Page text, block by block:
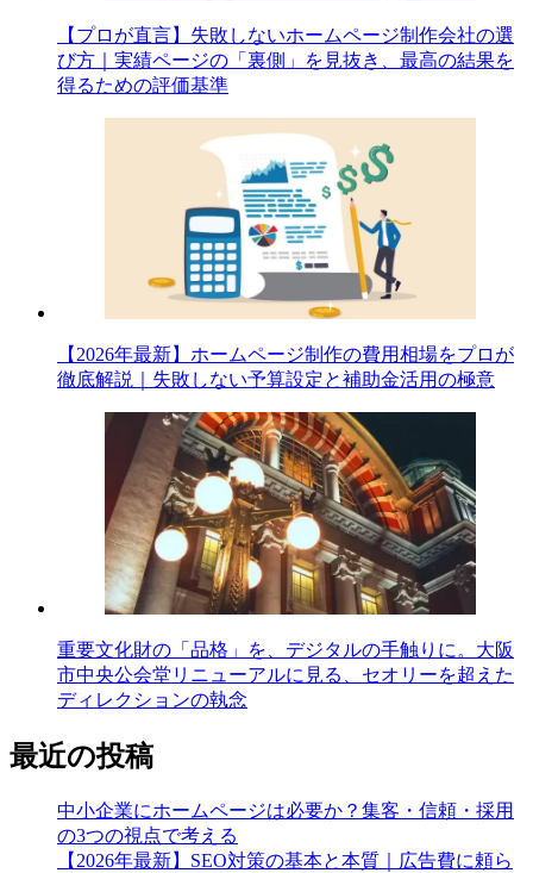
【プロが直言】失敗しないホームページ制作会社の選
び方｜実績ページの「裏側」を見抜き、最高の結果を
得るための評価基準
【2026年最新】ホームページ制作の費用相場をプロが
徹底解説｜失敗しない予算設定と補助金活用の極意
重要文化財の「品格」を、デジタルの手触りに。大阪
市中央公会堂リニューアルに見る、セオリーを超えた
ディレクションの執念
最近の投稿
中小企業にホームページは必要か？集客・信頼・採用
の3つの視点で考える
【2026年最新】SEO対策の基本と本質｜広告費に頼ら